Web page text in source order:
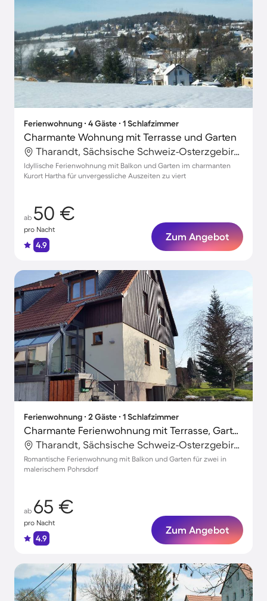
Ferienwohnung ∙ 4 Gäste ∙ 1 Schlafzimmer
Charmante Wohnung mit Terrasse und Garten
Tharandt, Sächsische Schweiz-Osterzgebirge, Deutschland
Idyllische Ferienwohnung mit Balkon und Garten im charmanten
Kurort Hartha für unvergessliche Auszeiten zu viert
ab 50 €
pro Nacht
4.9
Zum Angebot
Ferienwohnung ∙ 2 Gäste ∙ 1 Schlafzimmer
Charmante Ferienwohnung mit Terrasse, Garten und Grill | Gartenblick
Tharandt, Sächsische Schweiz-Osterzgebirge, Deutschland
Romantische Ferienwohnung mit Balkon und Garten für zwei in
malerischem Pohrsdorf
ab 65 €
pro Nacht
4.9
Zum Angebot